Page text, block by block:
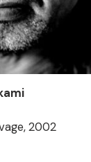
2002